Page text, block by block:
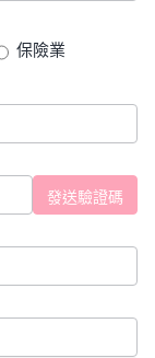
保險業